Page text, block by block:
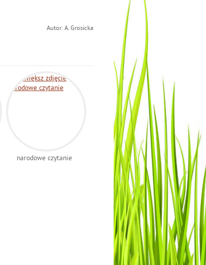
Autor: A. Grosicka
narodowe czytanie